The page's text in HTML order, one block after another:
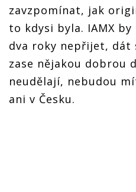
zavzpomínat, jak
to kdysi byla. IAMX
dva roky nepřijet, dát
zase nějakou dobrou
neudělají, nebudou
ani v Česku.